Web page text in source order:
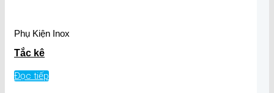
Phụ Kiện Inox
Tắc kê
Đọc tiếp